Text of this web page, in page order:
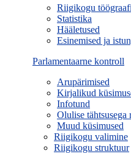
Riigikogu
Statistika
Hääletused
Esinemised ja
Parlamentaarne kontroll
Arupärimised
Kirjalikud
Infotund
Olulise
Muud küsimused
Riigikogu valimine
Riigikogu struktuur